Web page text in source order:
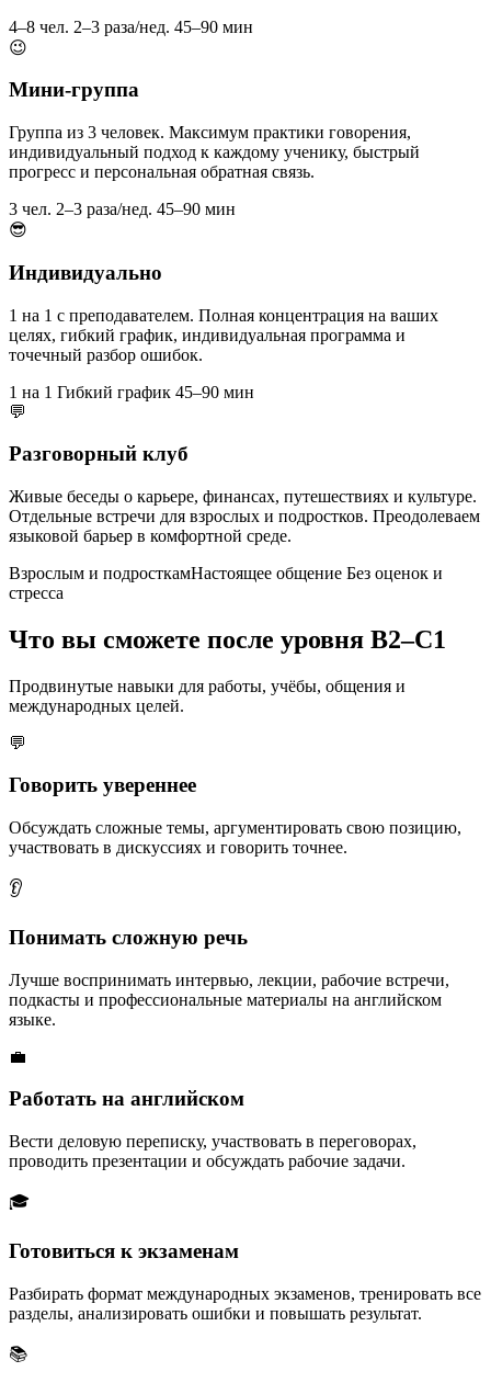
4–8 чел. 2–3 раза/нед. 45–90 мин
😉
Мини-группа
Группа из 3 человек. Максимум практики говорения,
индивидуальный подход к каждому ученику, быстрый
прогресс и персональная обратная связь.
3 чел. 2–3 раза/нед. 45–90 мин
😎
Индивидуально
1 на 1 с преподавателем. Полная концентрация на ваших
целях, гибкий график, индивидуальная программа и
точечный разбор ошибок.
1 на 1 Гибкий график 45–90 мин
💬
Разговорный клуб
Живые беседы о карьере, финансах, путешествиях и культуре.
Отдельные встречи для взрослых и подростков. Преодолеваем
языковой барьер в комфортной среде.
Взрослым и подросткамНастоящее общение Без оценок и
стресса
Что вы сможете после уровня B2–C1
Продвинутые навыки для работы, учёбы, общения и
международных целей.
💬
Говорить увереннее
Обсуждать сложные темы, аргументировать свою позицию,
участвовать в дискуссиях и говорить точнее.
👂
Понимать сложную речь
Лучше воспринимать интервью, лекции, рабочие встречи,
подкасты и профессиональные материалы на английском
языке.
💼
Работать на английском
Вести деловую переписку, участвовать в переговорах,
проводить презентации и обсуждать рабочие задачи.
🎓
Готовиться к экзаменам
Разбирать формат международных экзаменов, тренировать все
разделы, анализировать ошибки и повышать результат.
📚